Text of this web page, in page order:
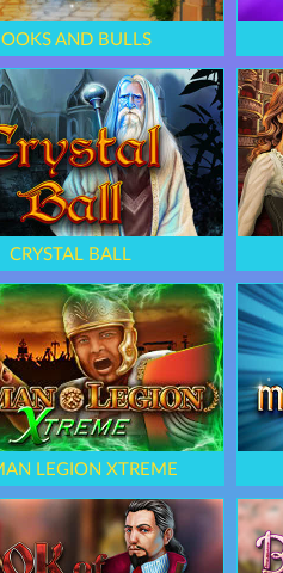
AND BULLS
CRYSTAL BALL
LEGION XTREME